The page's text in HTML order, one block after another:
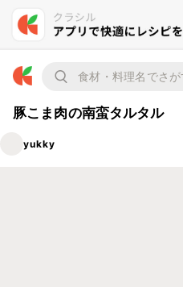
豚こま肉の南蛮タルタル
yukky